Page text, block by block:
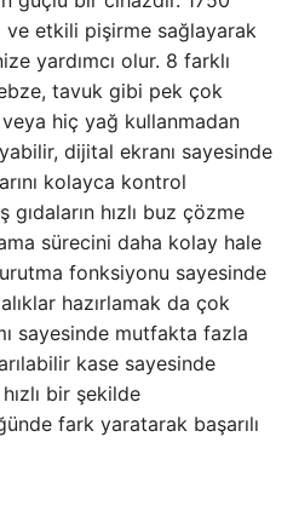
ve etkili pişirme sağlayarak
yardımcı olur. 8 farklı
tavuk gibi pek çok
hiç yağ kullanmadan
dijital ekranı sayesinde
kolayca kontrol
hızlı buz çözme
sürecini daha kolay hale
fonksiyonu sayesinde
hazırlamak da çok
sayesinde mutfakta fazla
kase sayesinde
bir şekilde
fark yaratarak başarılı